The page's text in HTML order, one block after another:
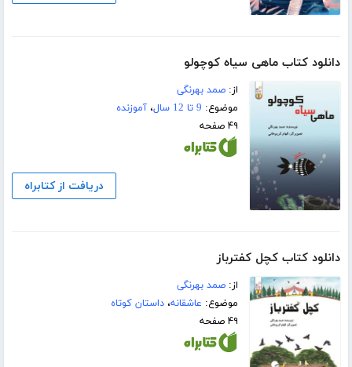
دانلود کتاب ماهی سیاه کوچولو
از:صمد بهرنگی
موضوع: 9 تا 12 سال ،آموزنده
۴۹ صفحه
دریافت از کتابراه
دانلود کتاب کچل کفترباز
از:صمد بهرنگی
موضوع: عاشقانه،داستان کوتاه
۴۹ صفحه